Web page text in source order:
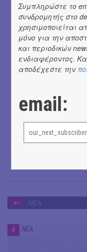
ΝΕΑ
# ΝΕΑ
Συμπληρώστε το
συνδρομητής στο
χρησιμοποιείται
μόνο για την
και περιοδικών
ενδιαφέροντος.
αποδέχεστε την
email: